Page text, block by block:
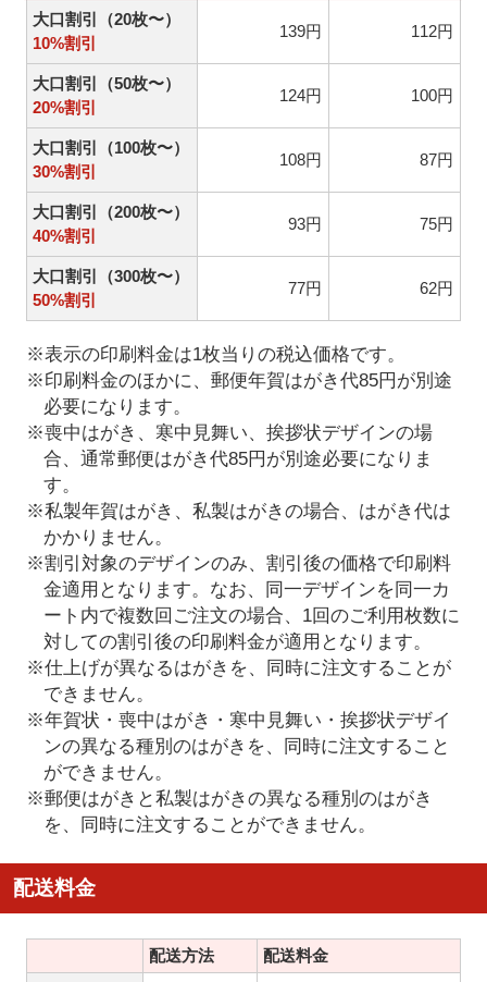
大口割引（20枚〜）
10%割引
139円 112円
大口割引（50枚〜）
20%割引
124円 100円
大口割引（100枚〜）
30%割引
108円 87円
大口割引（200枚〜）
40%割引
93円 75円
大口割引（300枚〜）
50%割引
77円 62円
※表示の印刷料金は1枚当りの税込価格です。
※印刷料金のほかに、郵便年賀はがき代85円が別途
必要になります。
※喪中はがき、寒中見舞い、挨拶状デザインの場
合、通常郵便はがき代85円が別途必要になりま
す。
※私製年賀はがき、私製はがきの場合、はがき代は
かかりません。
※割引対象のデザインのみ、割引後の価格で印刷料
金適用となります。なお、同一デザインを同一カ
ート内で複数回ご注文の場合、1回のご利用枚数に
対しての割引後の印刷料金が適用となります。
※仕上げが異なるはがきを、同時に注文することが
できません。
※年賀状・喪中はがき・寒中見舞い・挨拶状デザイ
ンの異なる種別のはがきを、同時に注文すること
ができません。
※郵便はがきと私製はがきの異なる種別のはがき
を、同時に注文することができません。
配送料金
配送方法 配送料金